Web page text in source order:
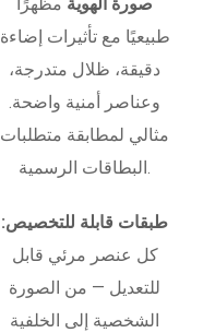
طبيعيًا مع تأثيرات إضاءة
دقيقة، ظلال متدرجة،
وعناصر أمنية واضحة.
مثالي لمطابقة متطلبات
البطاقات الرسمية.
طبقات قابلة للتخصيص:
كل عنصر مرئي قابل
للتعديل — من الصورة
الشخصية إلى الخلفية